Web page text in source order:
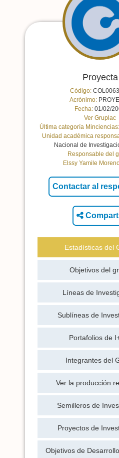
Proyecta
Código:
Acrónimo:
Fecha: 01/02/
Ver Gruplac
Última categoría Minciencias:
Unidad académica
Nacional de
Responsable del
Elssy Yamile
Estadísticas del
Objetivos del
Líneas de
Sublíneas de
Portafolios de
Integrantes del
Ver la producción
Semilleros de
Proyectos de
Objetivos de